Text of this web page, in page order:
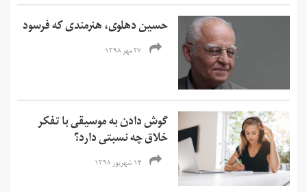
حسین دهلوی، هنرمندی که فرسود
۲۷ مهر ۱۳۹۸
گوش دادن به موسیقی با تفکر
خلاق چه نسبتی دارد؟
۱۴ شهریور ۱۳۹۸